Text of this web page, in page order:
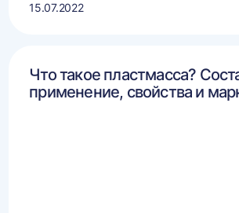
15.07.2022
Что такое пластмасса?
применение, свойства и